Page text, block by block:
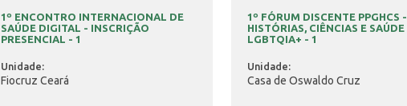
1º ENCONTRO INTERNACIONAL DE
SAÚDE DIGITAL - INSCRIÇÃO
PRESENCIAL - 1
Unidade:
Fiocruz Ceará
1º FÓRUM DISCENTE PPGHCS -
HISTÓRIAS, CIÊNCIAS E SAÚDE
LGBTQIA+ - 1
Unidade:
Casa de Oswaldo Cruz